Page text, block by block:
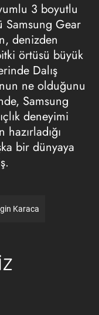
3 boyutlu
Samsung Gear
denizden
örtüsü büyük
Dalış
ne olduğunu
Samsung
deneyimi
bir dünyaya
Karaca